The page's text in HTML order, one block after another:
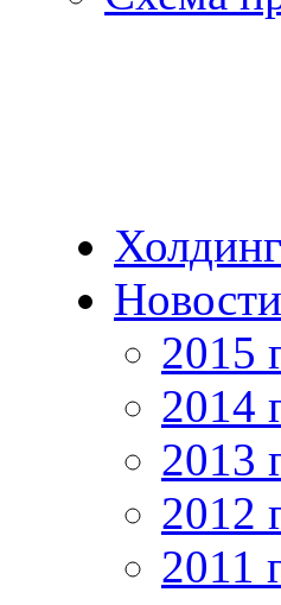
Новости
2015
2014
2013
2012
2011